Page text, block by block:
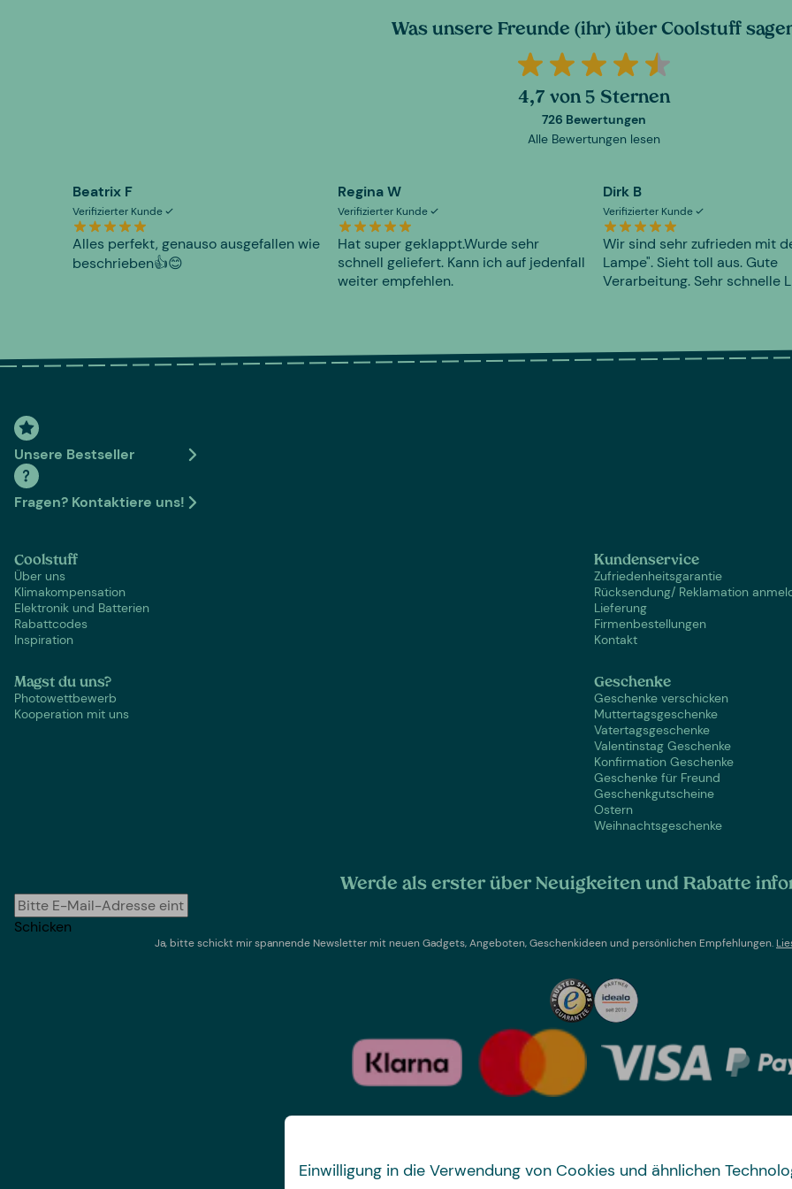
Einwilligung in die Verwendung von Cookies und ähnlichen
Was unsere Freunde (ihr) über Coolstuff
4,7 von 5 Sternen
726 Bewertungen
Alle Bewertungen lesen
Beatrix F
Verifizierter Kunde
Alles perfekt, genauso ausgefallen wie
beschrieben👍😊
Regina W
Verifizierter Kunde
Hat super geklappt.Wurde sehr
schnell geliefert. Kann ich auf jedenfall
weiter empfehlen.
Dirk B
Verifizierter Kunde
Wir sind sehr zufrieden mit
Lampe". Sieht toll aus. Gute
Verarbeitung. Sehr schnelle
Unsere Bestseller
Fragen? Kontaktiere uns!
Coolstuff
Über uns
Klimakompensation
Elektronik und Batterien
Rabattcodes
Inspiration
Kundenservice
Zufriedenheitsgarantie
Rücksendung/ Reklamation
Lieferung
Firmenbestellungen
Kontakt
Magst du uns?
Photowettbewerb
Kooperation mit uns
Geschenke
Geschenke verschicken
Muttertagsgeschenke
Vatertagsgeschenke
Valentinstag Geschenke
Konfirmation Geschenke
Geschenke für Freund
Geschenkgutscheine
Ostern
Weihnachtsgeschenke
Werde als erster über Neuigkeiten und Rabatte
Schicken
Ja, bitte schickt mir spannende Newsletter mit neuen Gadgets, Angeboten, Geschenkideen und persönlichen Empfehlungen.